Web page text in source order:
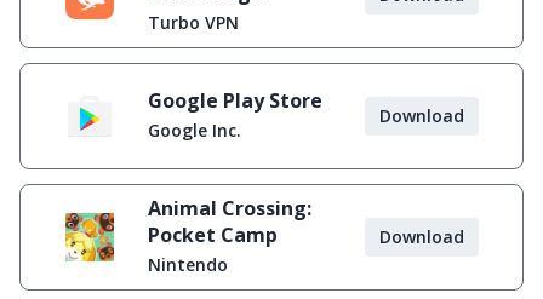
Diblokir
Turbo VPN
Google Play Store
Google Inc.
Download
Animal Crossing:
Pocket Camp
Nintendo
Download